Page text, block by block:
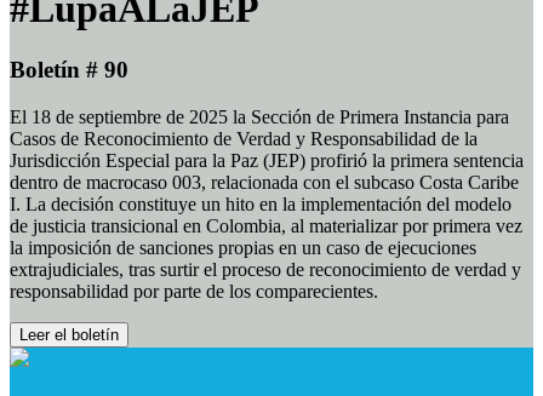
Boletín # 90
El 18 de septiembre de 2025 la Sección de Primera Instancia para
Casos de Reconocimiento de Verdad y Responsabilidad de la
Jurisdicción Especial para la Paz (JEP) profirió la primera sentencia
dentro de macrocaso 003, relacionada con el subcaso Costa Caribe
I. La decisión constituye un hito en la implementación del modelo
de justicia transicional en Colombia, al materializar por primera vez
la imposición de sanciones propias en un caso de ejecuciones
extrajudiciales, tras surtir el proceso de reconocimiento de verdad y
responsabilidad por parte de los comparecientes.
Leer el boletín